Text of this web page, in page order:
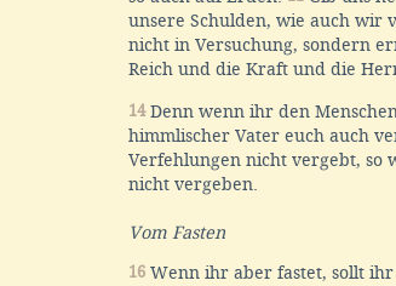
unsere Schulden, wie auch wir
nicht in Versuchung, sondern
Reich und die Kraft und die
14Denn wenn ihr den
himmlischer Vater euch auch
Verfehlungen nicht vergebt, so
nicht vergeben.
Vom Fasten
16 Wenn ihr aber fastet, sollt